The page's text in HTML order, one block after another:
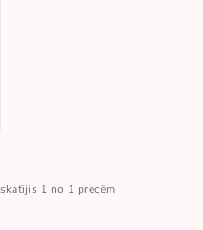
1 no 1 precēm